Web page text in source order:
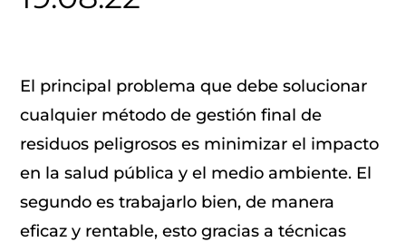
El principal problema que debe solucionar
cualquier método de gestión final de
residuos peligrosos es minimizar el impacto
en la salud pública y el medio ambiente. El
segundo es trabajarlo bien, de manera
eficaz y rentable, esto gracias a técnicas